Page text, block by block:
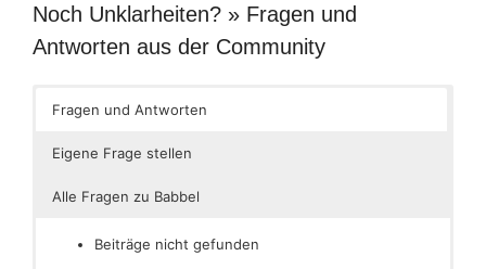
Noch Unklarheiten? » Fragen und
Antworten aus der Community
Fragen und Antworten
Eigene Frage stellen
Alle Fragen zu Babbel
Beiträge nicht gefunden